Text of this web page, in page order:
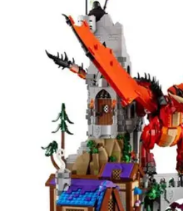
Fai da Te Creativo
Rinnovamento SpaziCreatività
Fai da Te Creativo